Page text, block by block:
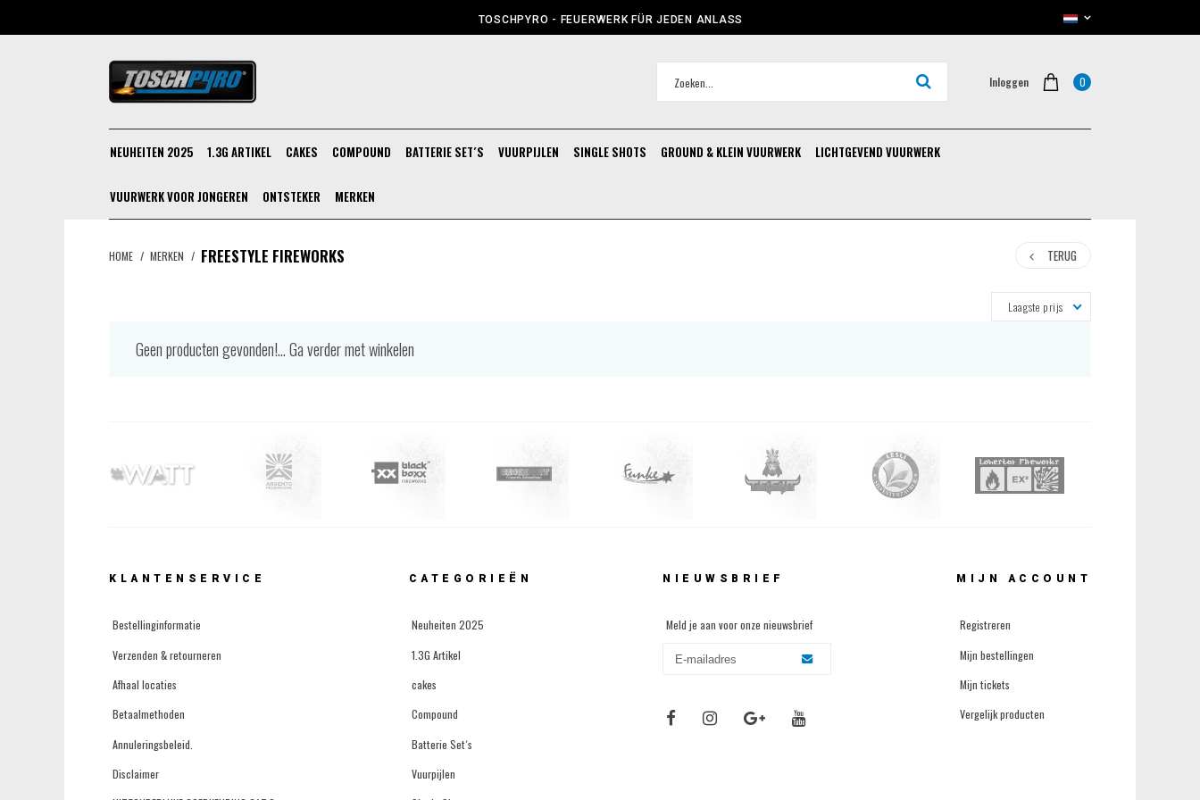
TOSCHPYRO - FEUERWERK FÜR JEDEN ANLASS
Inloggen 0
NEUHEITEN 2025 1.3G ARTIKEL CAKES COMPOUND BATTERIE SET´S VUURPIJLEN SINGLE SHOTS GROUND & KLEIN VUURWERK LICHTGEVEND VUURWERK
VUURWERK VOOR JONGEREN ONTSTEKER MERKEN
HOME / MERKEN / FREESTYLE FIREWORKS TERUG
Laagste prijs
Geen producten gevonden!...Ga verder met winkelen
KLANTENSERVICE
Bestellinginformatie
Verzenden & retourneren
Afhaal locaties
Betaalmethoden
Annuleringsbeleid.
Disclaimer
CATEGORIEËN
Neuheiten 2025
1.3G Artikel
cakes
Compound
Batterie Set´s
Vuurpijlen
NIEUWSBRIEF
Meld je aan voor onze nieuwsbrief
MIJN ACCOUNT
Registreren
Mijn bestellingen
Mijn tickets
Vergelijk producten